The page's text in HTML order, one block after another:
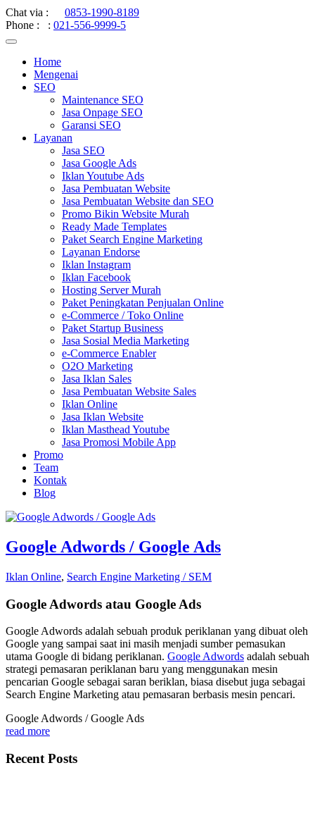
Chat via :
0853-1990-8189
Phone :
: 021-556-9999-5
Home
Mengenai
SEO
Maintenance SEO
Jasa Onpage SEO
Garansi SEO
Layanan
Jasa SEO
Jasa Google Ads
Iklan Youtube Ads
Jasa Pembuatan Website
Jasa Pembuatan Website dan SEO
Promo Bikin Website Murah
Ready Made Templates
Paket Search Engine Marketing
Layanan Endorse
Iklan Instagram
Iklan Facebook
Hosting Server Murah
Paket Peningkatan Penjualan Online
e-Commerce / Toko Online
Paket Startup Business
Jasa Sosial Media Marketing
e-Commerce Enabler
O2O Marketing
Jasa Iklan Sales
Jasa Pembuatan Website Sales
Iklan Online
Jasa Iklan Website
Iklan Masthead Youtube
Jasa Promosi Mobile App
Promo
Team
Kontak
Blog
Google Adwords / Google Ads
Iklan Online, Search Engine Marketing / SEM
Google Adwords atau Google Ads
Google Adwords adalah sebuah produk periklanan yang dibuat oleh
Google yang sampai saat ini masih menjadi sumber pemasukan
utama Google di bidang periklanan. Google Adwords adalah sebuah
strategi pemasaran periklanan baru yang menggunakan mesin
pencarian Google sebagai saran beriklan, biasa disebut juga sebagai
Search Engine Marketing atau pemasaran berbasis mesin pencari.
Google Adwords / Google Ads
read more
Recent Posts